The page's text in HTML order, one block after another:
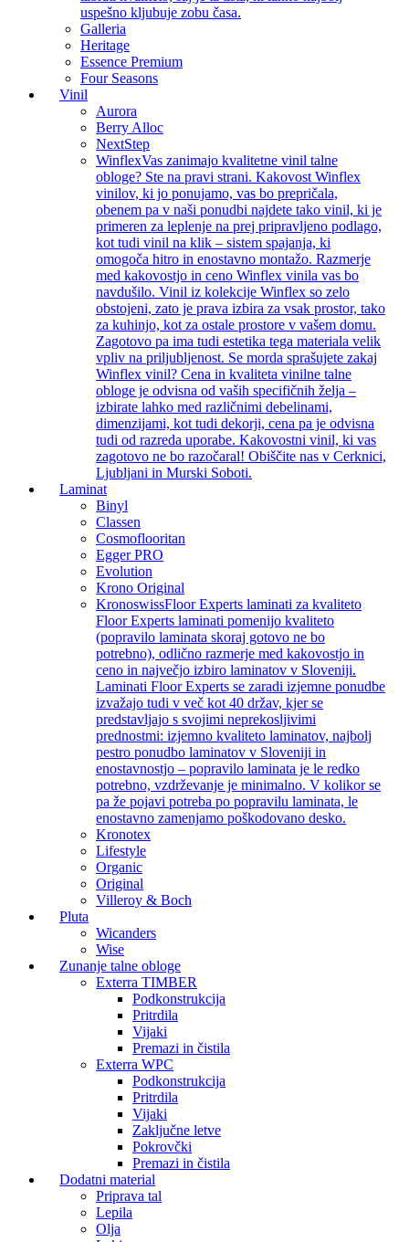
uspešno kljubuje zobu časa.
Galleria
Heritage
Essence Premium
Four Seasons
Vinil
Aurora
Berry Alloc
NextStep
WinflexVas zanimajo kvalitetne vinil talne
obloge? Ste na pravi strani. Kakovost Winflex
vinilov, ki jo ponujamo, vas bo prepričala,
obenem pa v naši ponudbi najdete tako vinil, ki je
primeren za leplenje na prej pripravljeno podlago,
kot tudi vinil na klik – sistem spajanja, ki
omogoča hitro in enostavno montažo. Razmerje
med kakovostjo in ceno Winflex vinila vas bo
navdušilo. Vinil iz kolekcije Winflex so zelo
obstojeni, zato je prava izbira za vsak prostor, tako
za kuhinjo, kot za ostale prostore v vašem domu.
Zagotovo pa ima tudi estetika tega materiala velik
vpliv na priljubljenost. Se morda sprašujete zakaj
Winflex vinil? Cena in kvaliteta vinilne talne
obloge je odvisna od vaših specifičnih želja –
izbirate lahko med različnimi debelinami,
dimenzijami, kot tudi dekorji, cena pa je odvisna
tudi od razreda uporabe. Kakovostni vinil, ki vas
zagotovo ne bo razočaral! Obiščite nas v Cerknici,
Ljubljani in Murski Soboti.
Laminat
Binyl
Classen
Cosmoflooritan
Egger PRO
Evolution
Krono Original
KronoswissFloor Experts laminati za kvaliteto
Floor Experts laminati pomenijo kvaliteto
(popravilo laminata skoraj gotovo ne bo
potrebno), odlično razmerje med kakovostjo in
ceno in največjo izbiro laminatov v Sloveniji.
Laminati Floor Experts se zaradi izjemne ponudbe
izvažajo tudi v več kot 40 držav, kjer se
predstavljajo s svojimi neprekosljivimi
prednostmi: izjemno kvaliteto laminatov, najbolj
pestro ponudbo laminatov v Sloveniji in
enostavnostjo – popravilo laminata je le redko
potrebno, vzdrževanje je minimalno. V kolikor se
pa že pojavi potreba po popravilu laminata, le
enostavno zamenjamo poškodovano desko.
Kronotex
Lifestyle
Organic
Original
Villeroy & Boch
Pluta
Wicanders
Wise
Zunanje talne obloge
Exterra TIMBER
Podkonstrukcija
Pritrdila
Vijaki
Premazi in čistila
Exterra WPC
Podkonstrukcija
Pritrdila
Vijaki
Zaključne letve
Pokrovčki
Premazi in čistila
Dodatni material
Priprava tal
Lepila
Olja